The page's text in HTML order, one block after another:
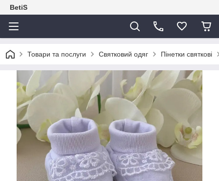
BetiS
Товари та послуги Святковий одяг Пінетки святкові